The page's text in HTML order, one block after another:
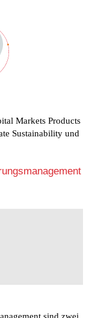
Markets Products
Sustainability und